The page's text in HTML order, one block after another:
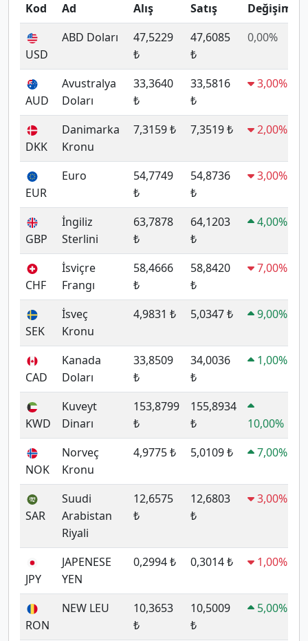
Kod Ad Alış Satış Değişim
USD
ABD Doları
47,5229
₺
47,6085
₺
0,00%
AUD
Avustralya
Doları
33,3640
₺
33,5816
₺
3,00%
DKK
Danimarka
Kronu
7,3159 ₺ 7,3519 ₺ 2,00%
EUR
Euro
54,7749
₺
54,8736
₺
3,00%
GBP
İngiliz
Sterlini
63,7878
₺
64,1203
₺
4,00%
CHF
İsviçre
Frangı
58,4666
₺
58,8420
₺
7,00%
SEK
İsveç
Kronu
4,9831 ₺ 5,0347 ₺ 9,00%
CAD
Kanada
Doları
33,8509
₺
34,0036
₺
1,00%
KWD
Kuveyt
Dinarı
153,8799
₺
155,8934
₺
10,00%
NOK
Norveç
Kronu
4,9775 ₺ 5,0109 ₺ 7,00%
SAR
Suudi
Arabistan
Riyali
12,6575
₺
12,6803
₺
3,00%
JPY
JAPENESE
YEN
0,2994 ₺ 0,3014 ₺ 1,00%
RON
NEW LEU
10,3653
₺
10,5009
₺
5,00%